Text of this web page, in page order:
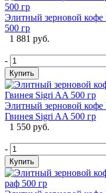
Элитный зерновой кофе
500 гр
1 881 руб.
-
Купить
Элитный зерновой
Гвинея Sigri AA 500 гр
1 550 руб.
-
Купить